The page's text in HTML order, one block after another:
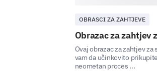
OBRASCI ZA ZAHTJEVE
Obrazac za zahtjev
Ovaj obrazac za zahtjev
vam da učinkovito
neometan proces ...